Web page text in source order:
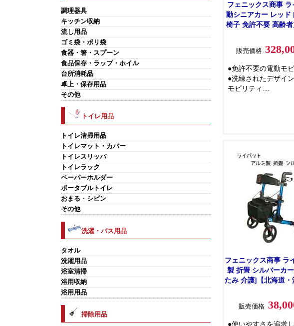
調理器具
キッチン収納
流し用品
ゴミ袋・ポリ袋
食器・箸・スプーン
食品保存・ラップ・ホイル
台所消耗品
卓上・保存用品
その他
トイレ用品
トイレ清掃用品
トイレマット・カバー
トイレスリッパ
トイレラック
ペーパーホルダー
ポータブルトイレ
おまる・シビン
その他
洗濯・バス用品
タオル
洗濯用品
浴室清掃
浴用収納
浴用用品
掃除用品
フェニックス商事 ラ
動シニアカー レッド
椅子 免許不要 高齢
【代引不
販売価格
●免許不要の電動モ
●洗練されたデザイ
モビリティ
●2段階折り畳み式で
●安心の個人賠償責
●非課税商品
フェニックス商事 ラ
製 折畳 シルバーカ
たみ 介護]【北海道・
販売価格
●使いやすさを追求